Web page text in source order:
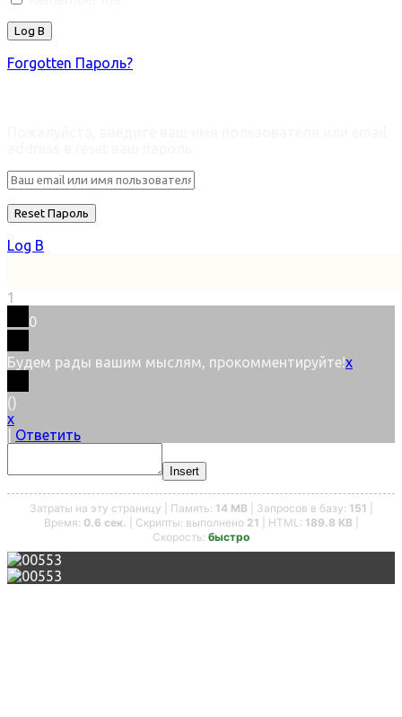
Forgotten Пароль?
Log В
1
0
Будем рады вашим мыслям, прокомментируйте!x
()
x
Ответить
Insert
Затраты на эту страницу | Память: 14 MB | Запросов в базу: 151
Время: 0.6 сек. | Скрипты: выполнено 21 | HTML: 189.8 KB
Скорость: быстро